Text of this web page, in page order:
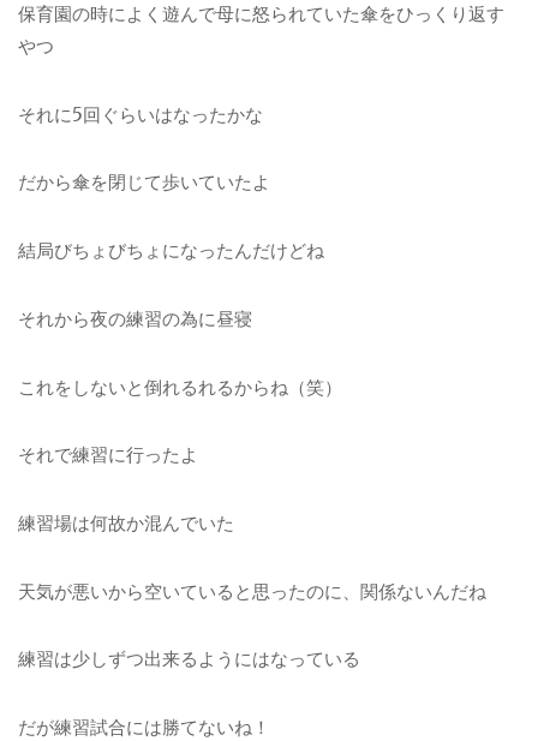
保育園の時によく遊んで母に怒られていた傘をひっくり返す
やつ
それに5回ぐらいはなったかな
だから傘を閉じて歩いていたよ
結局びちょびちょになったんだけどね
それから夜の練習の為に昼寝
これをしないと倒れるれるからね（笑）
それで練習に行ったよ
練習場は何故か混んでいた
天気が悪いから空いていると思ったのに、関係ないんだね
練習は少しずつ出来るようにはなっている
だが練習試合には勝てないね！